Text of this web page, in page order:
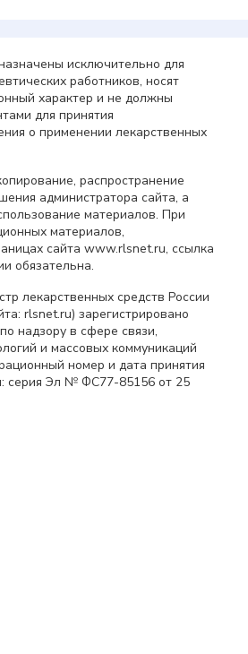
исключительно для
работников, носят
характер и не должны
для принятия
о применении лекарственных
распространение
администратора сайта, а
материалов. При
материалов,
сайта www.rlsnet.ru, ссылка
обязательна.
лекарственных средств России
rlsnet.ru) зарегистрировано
надзору в сфере связи,
и массовых коммуникаций
номер и дата принятия
серия Эл № ФС77-85156 от 25